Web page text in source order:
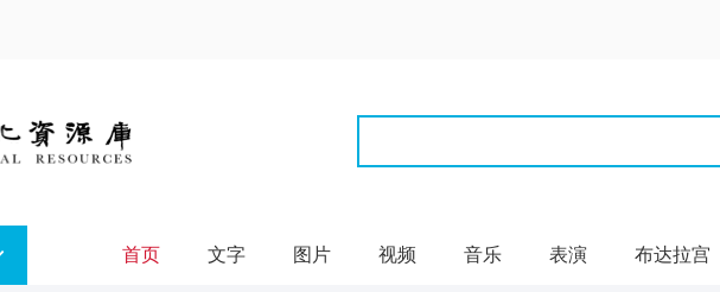
首页 文字 图片 视频 音乐 表演 布达拉宫